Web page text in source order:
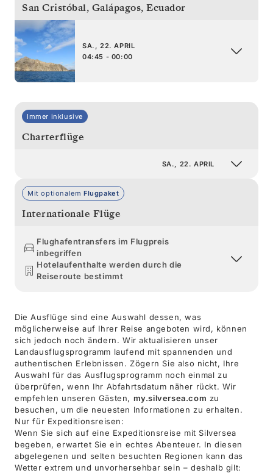
San Cristóbal, Galápagos, Ecuador
SA., 22. APRIL
04:45 - 00:00
Immer inklusive
Charterflüge
SA., 22. APRIL
Mit optionalem Flugpaket
Internationale Flüge
Flughafentransfers im Flugpreis
inbegriffen
Hotelaufenthalte werden durch die
Reiseroute bestimmt
Die Ausflüge sind eine Auswahl dessen, was
möglicherweise auf Ihrer Reise angeboten wird, können
sich jedoch noch ändern. Wir aktualisieren unser
Landausflugsprogramm laufend mit spannenden und
authentischen Erlebnissen. Zögern Sie also nicht, Ihre
Auswahl für das Ausflugsprogramm noch einmal zu
überprüfen, wenn Ihr Abfahrtsdatum näher rückt. Wir
empfehlen unseren Gästen, my.silversea.com zu
besuchen, um die neuesten Informationen zu erhalten.
Nur für Expeditionsreisen:
Wenn Sie sich auf eine Expeditionsreise mit Silversea
begeben, erwartet Sie ein echtes Abenteuer. In diesen
abgelegenen und selten besuchten Regionen kann das
Wetter extrem und unvorhersehbar sein – deshalb gilt: